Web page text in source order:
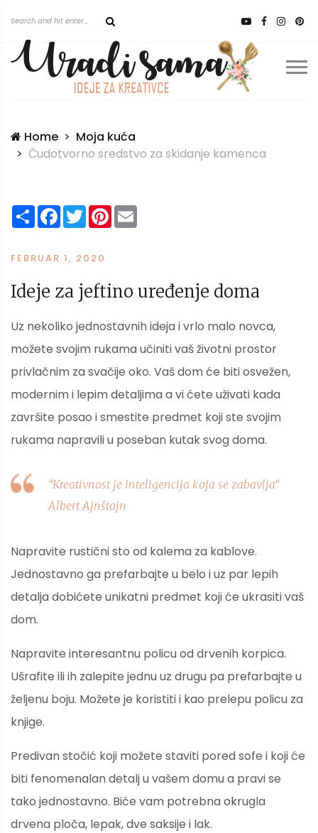
Home
Moja kuća
Čudotvorno sredstvo za skidanje kamenca
ShareFacebook
TwitterPinterest
FEBRUAR 1, 2020
Ideje za jeftino uređenje doma
Uz nekoliko jednostavnih ideja i vrlo malo novca,
možete svojim rukama učiniti vaš životni prostor
privlačnim za svačije oko. Vaš dom će biti osvežen,
modernim i lepim detaljima a vi ćete uživati kada
završite posao i smestite predmet koji ste svojim
rukama napravili u poseban kutak svog doma.
“Kreativnost je inteligencija koja se zabavlja“
Albert Ajnštajn
Napravite rustični sto od kalema za kablove.
Jednostavno ga prefarbajte u belo i uz par lepih
detalja dobićete unikatni predmet koji će ukrasiti vaš
dom.
Napravite interesantnu policu od drvenih korpica.
Ušrafite ili ih zalepite jednu uz drugu pa prefarbajte u
željenu boju. Možete je koristiti i kao prelepu policu za
knjige.
Predivan stočić koji možete staviti pored sofe i koji će
biti fenomenalan detalj u vašem domu a pravi se
tako jednostavno. Biće vam potrebna okrugla
drvena ploča, lepak, dve saksije i lak.